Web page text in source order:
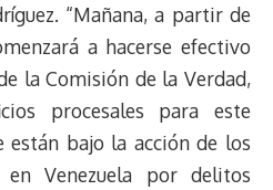
“Mañana, a partir de
a hacerse efectivo
la Comisión de la Verdad,
procesales para este
están bajo la acción de los
Venezuela por delitos